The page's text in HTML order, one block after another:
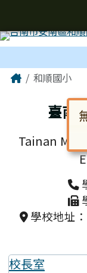
主內容區域
Home和順國小
臺南
Tainan
學校地址
校長室
頁尾區域